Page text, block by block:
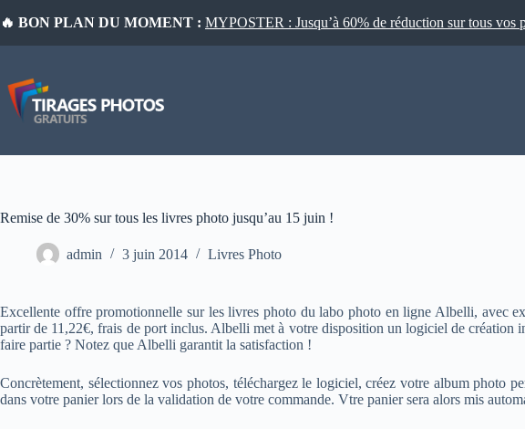
au
🔥 BON PLAN DU MOMENT : MYPOSTER : Jusqu’à 60% de réduction sur tous vos
Remise de 30% sur tous les livres photo jusqu’au 15 juin !
admin 3 juin 2014 Livres Photo
Excellente offre promotionnelle sur les livres photo du labo photo en ligne Albelli, avec
partir de 11,22€, frais de port inclus. Albelli met à votre disposition un logiciel de création
faire partie ? Notez que Albelli garantit la satisfaction !
Concrètement, sélectionnez vos photos, téléchargez le logiciel, créez votre album photo
dans votre panier lors de la validation de votre commande. Vtre panier sera alors mis